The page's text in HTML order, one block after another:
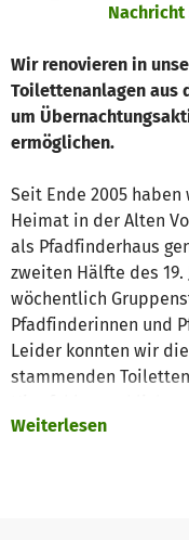
Wir renovieren in
Toilettenanlagen aus
um
ermöglichen.
Seit Ende 2005
Heimat in der Alten
als Pfadfinderhaus
zweiten Hälfte des
wöchentlich
Pfadfinderinnen und
Leider konnten wir die
stammenden
vieler engagierter
Weiterlesen